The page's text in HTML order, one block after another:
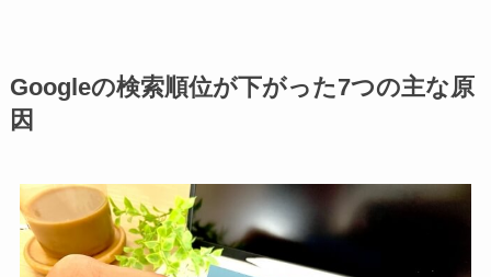
Googleの検索順位が下がった7つの主な原
因